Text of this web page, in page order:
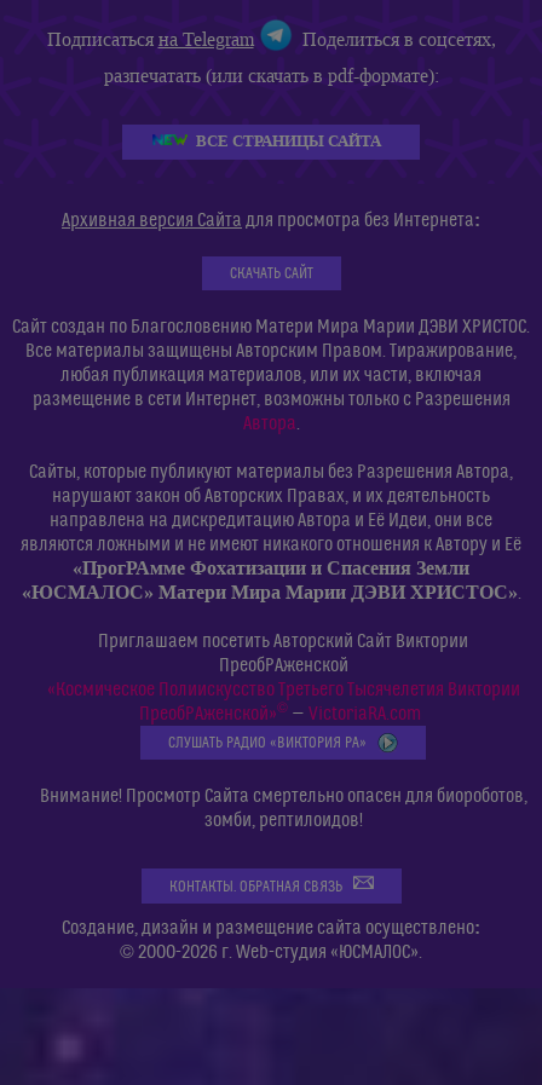
Подписатьсяна Telegram
Поделиться в соцсетях,
разпечатать (или скачать в pdf-формате):
ВСЕ СТРАНИЦЫ САЙТА
Архивная версия Сайта для просмотра без Интернета:
СКАЧАТЬ САЙТ
Сайт создан по Благословению Матери Мира Марии ДЭВИ ХРИСТОС.
Все материалы защищены Авторским Правом. Тиражирование,
любая публикация материалов, или их части, включая
размещение в сети Интернет, возможны только с Разрешения
Автора.
Сайты, которые публикуют материалы без Разрешения Автора,
нарушают закон об Авторских Правах, и их деятельность
направлена на дискредитацию Автора и Её Идеи, они все
являются ложными и не имеют никакого отношения к Автору и Её
«ПрогРАмме Фохатизации и Спасения Земли
«ЮСМАЛОС» Матери Мира Марии ДЭВИ ХРИСТОС».
Приглашаем посетить Авторский Сайт Виктории
ПреобРАженской
«Космическое Полиискусство Третьего Тысячелетия Виктории
ПреобРАженской»©— VictoriaRA.com
СЛУШАТЬ РАДИО «ВИКТОРИЯ РА»
Внимание! Просмотр Сайта смертельно опасен для биороботов,
зомби, рептилоидов!
КОНТАКТЫ. ОБРАТНАЯ СВЯЗЬ
Создание, дизайн и размещение сайта осуществлено:
© 2000-2026 г. Web-студия «ЮСМАЛОС».